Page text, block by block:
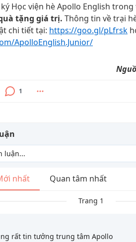
Học viện hè Apollo English
tặng giá trị. Thông tin về trại
chi tiết tại: https://goo.gl/pLfrsk
ApolloEnglish.Junior/
1
nhất Quan tâm nhất
Trang 1
rất tin tưởng trung tâm Apollo